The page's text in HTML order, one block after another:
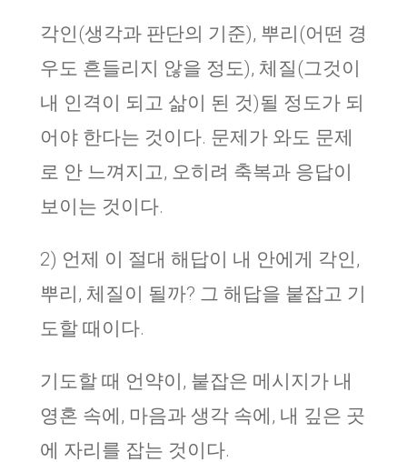
각인(생각과 판단의 기준), 뿌리(어떤 경
우도 흔들리지 않을 정도), 체질(그것이
내 인격이 되고 삶이 된 것)될 정도가 되
어야 한다는 것이다. 문제가 와도 문제
로 안 느껴지고, 오히려 축복과 응답이
보이는 것이다.
2) 언제 이 절대 해답이 내 안에게 각인,
뿌리, 체질이 될까? 그 해답을 붙잡고 기
도할 때이다.
기도할 때 언약이, 붙잡은 메시지가 내
영혼 속에, 마음과 생각 속에, 내 깊은 곳
에 자리를 잡는 것이다.